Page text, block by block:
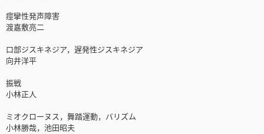
痙攣性発声障害
渡嘉敷亮二
口部ジスキネジア，遅発性ジスキネジア
向井洋平
振戦
小林正人
ミオクローヌス，舞踏運動，バリズム
小林勝哉，池田昭夫